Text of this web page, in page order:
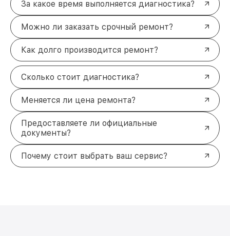
поставок, всё необходимое уже у нас.
Если у вас возникли проблемы с техникой Canon,
оставьте заявку на сайте, и мы перезвоним вам в
течение 5 минут. Для клиентов из Ростове-на-
Дону также доступна возможность вызова
курьера для забора устройства. Ваше устройство
будет в надёжных руках.
Для дополнительной информации и записи на
ремонт обращайтесь по телефону +7 (863) 209-
79-87 или посетите наш сервисный центр по
адресу проспект Стачки, 200/1к1.
За какое время выполняется диагностика?
Можно ли заказать срочный ремонт?
Как долго производится ремонт?
Сколько стоит диагностика?
Меняется ли цена ремонта?
Предоставляете ли официальные
документы?
Почему стоит выбрать ваш сервис?